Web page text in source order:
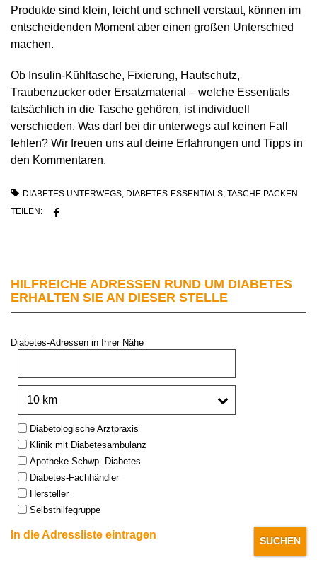
Produkte sind klein, leicht und schnell verstaut, können im
entscheidenden Moment aber einen großen Unterschied
machen.
Ob Insulin-Kühltasche, Fixierung, Hautschutz,
Traubenzucker oder Ersatzmaterial – welche Essentials
tatsächlich in die Tasche gehören, ist individuell
verschieden. Was darf bei dir unterwegs auf keinen Fall
fehlen? Wir freuen uns auf deine Erfahrungen und Tipps in
den Kommentaren.
DIABETES UNTERWEGS, DIABETES-ESSENTIALS, TASCHE PACKEN
TEILEN:
HILFREICHE ADRESSEN RUND UM DIABETES
ERHALTEN SIE AN DIESER STELLE
Diabetes-Adressen in Ihrer Nähe
Type:Diabetologische Arztpraxis
Klinik mit Diabetesambulanz
Apotheke Schwp. Diabetes
Diabetes-Fachhändler
Hersteller
Selbsthilfegruppe
In die Adressliste eintragen